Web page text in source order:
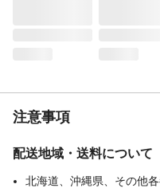
表地-布組成比率
（％）
65
表地-布組成比率
使用上の注意
い。●
注意事項
配送地域・送料について
北海道、沖縄県、その他